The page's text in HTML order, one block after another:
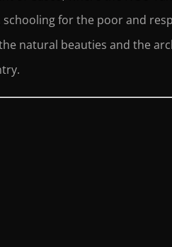
for the poor and
natural beauties and the